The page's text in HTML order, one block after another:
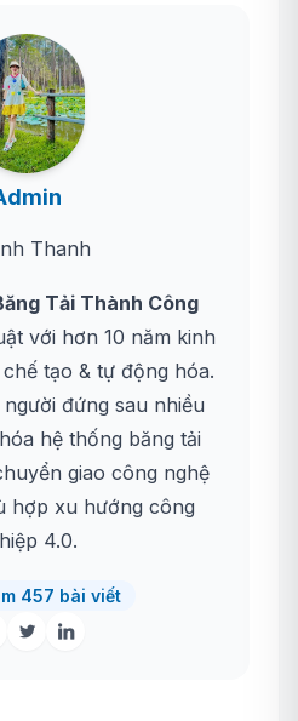
Thanh
Tải Thành Công
với hơn 10 năm kinh
tạo & tự động hóa.
đứng sau nhiều
hệ thống băng tải
giao công nghệ
hợp xu hướng công
4.0.
457 bài viết